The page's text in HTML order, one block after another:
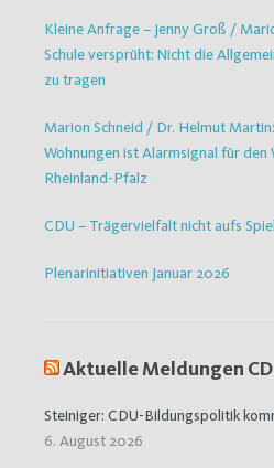
Kleine Anfrage – Jenny Groß /
Schule versprüht: Nicht die
zu tragen
Marion Schneid / Dr. Helmut
Wohnungen ist Alarmsignal für
Rheinland-Pfalz
CDU – Trägervielfalt nicht aufs
Plenarinitiativen Januar 2026
Aktuelle Meldungen
Steiniger: CDU-Bildungspolitik
6. August 2026